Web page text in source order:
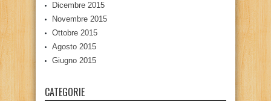
Dicembre 2015
Novembre 2015
Ottobre 2015
Agosto 2015
Giugno 2015
CATEGORIE